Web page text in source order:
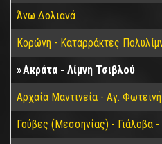
Άνω Δολιανά
Κορώνη - Καταρράκτες
Ακράτα - Λίμνη Τσιβλού
Αρχαία Μαντινεία - Αγ.
Γούβες (Μεσσηνίας) -